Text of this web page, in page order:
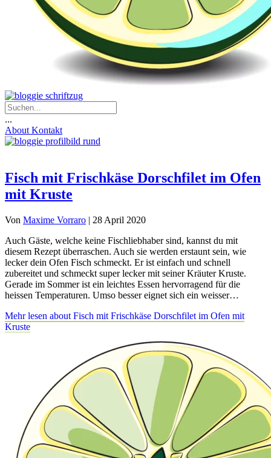
...
About Kontakt
Fisch mit Frischkäse Dorschfilet im Ofen
mit Kruste
Von Maxime Vorraro | 28 April 2020
Auch Gäste, welche keine Fischliebhaber sind, kannst du mit
diesem Rezept überraschen. Auch sie werden erstaunt sein, wie
lecker dein Ofen Fisch schmeckt. Er ist einfach und schnell
zubereitet und schmeckt super lecker mit seiner Kräuter Kruste.
Gerade im Sommer ist ein leichtes Essen hervorragend für die
heissen Temperaturen. Umso besser eignet sich ein weisser…
Mehr lesen about Fisch mit Frischkäse Dorschfilet im Ofen mit
Kruste